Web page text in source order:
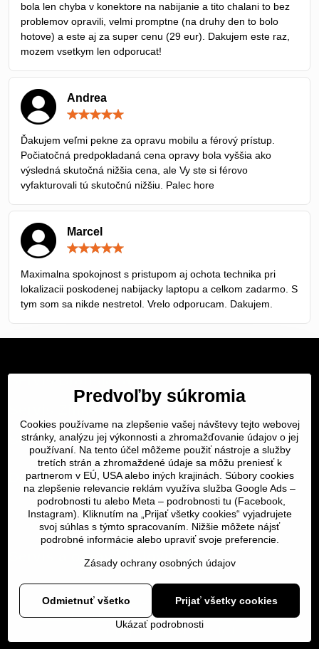
bola len chyba v konektore na nabijanie a tito chalani to bez
problemov opravili, velmi promptne (na druhy den to bolo
hotove) a este aj za super cenu (29 eur). Dakujem este raz,
mozem vsetkym len odporucat!
Andrea
5
Ďakujem veľmi pekne za opravu mobilu a férový prístup.
Počiatočná predpokladaná cena opravy bola vyššia ako
výsledná skutočná nižšia cena, ale Vy ste si férovo
vyfakturovali tú skutočnú nižšiu. Palec hore
Marcel
5
Maximalna spokojnost s pristupom aj ochota technika pri
lokalizacii poskodenej nabijacky laptopu a celkom zadarmo. S
tym som sa nikde nestretol. Vrelo odporucam. Dakujem.
Servis Bratislava
Servis Košice
Dôležité odkazy
SERVIS KURIÉROM
Servis a oprava | slovit.sk
©
Copyright
Predvoľby súkromiaZásady ochrany osobných údajov
Vytvorené pomocou:BiznisWeb.sk
Predvoľby súkromia
Cookies používame na zlepšenie vašej návštevy tejto webovej
stránky, analýzu jej výkonnosti a zhromažďovanie údajov o jej
používaní. Na tento účel môžeme použiť nástroje a služby
tretích strán a zhromaždené údaje sa môžu preniesť k
partnerom v EÚ, USA alebo iných krajinách. Súbory cookies
na zlepšenie relevancie reklám využíva služba Google Ads –
podrobnosti tu alebo Meta – podrobnosti tu (Facebook,
Instagram). Kliknutím na „Prijať všetky cookies“ vyjadrujete
svoj súhlas s týmto spracovaním. Nižšie môžete nájsť
podrobné informácie alebo upraviť svoje preferencie.
Zásady ochrany osobných údajov
Ukázať podrobnosti
Prijať všetky cookies
Odmietnuť všetko